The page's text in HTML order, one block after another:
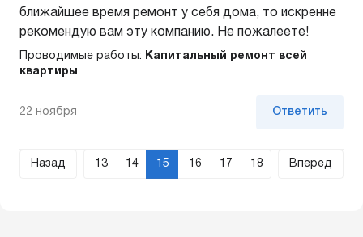
ближайшее время ремонт у себя дома, то искренне
рекомендую вам эту компанию. Не пожалеете!
Проводимые работы:
Капитальный ремонт всей
квартиры
22 ноября Ответить
Назад 13 14 15 16 17 18 Вперед